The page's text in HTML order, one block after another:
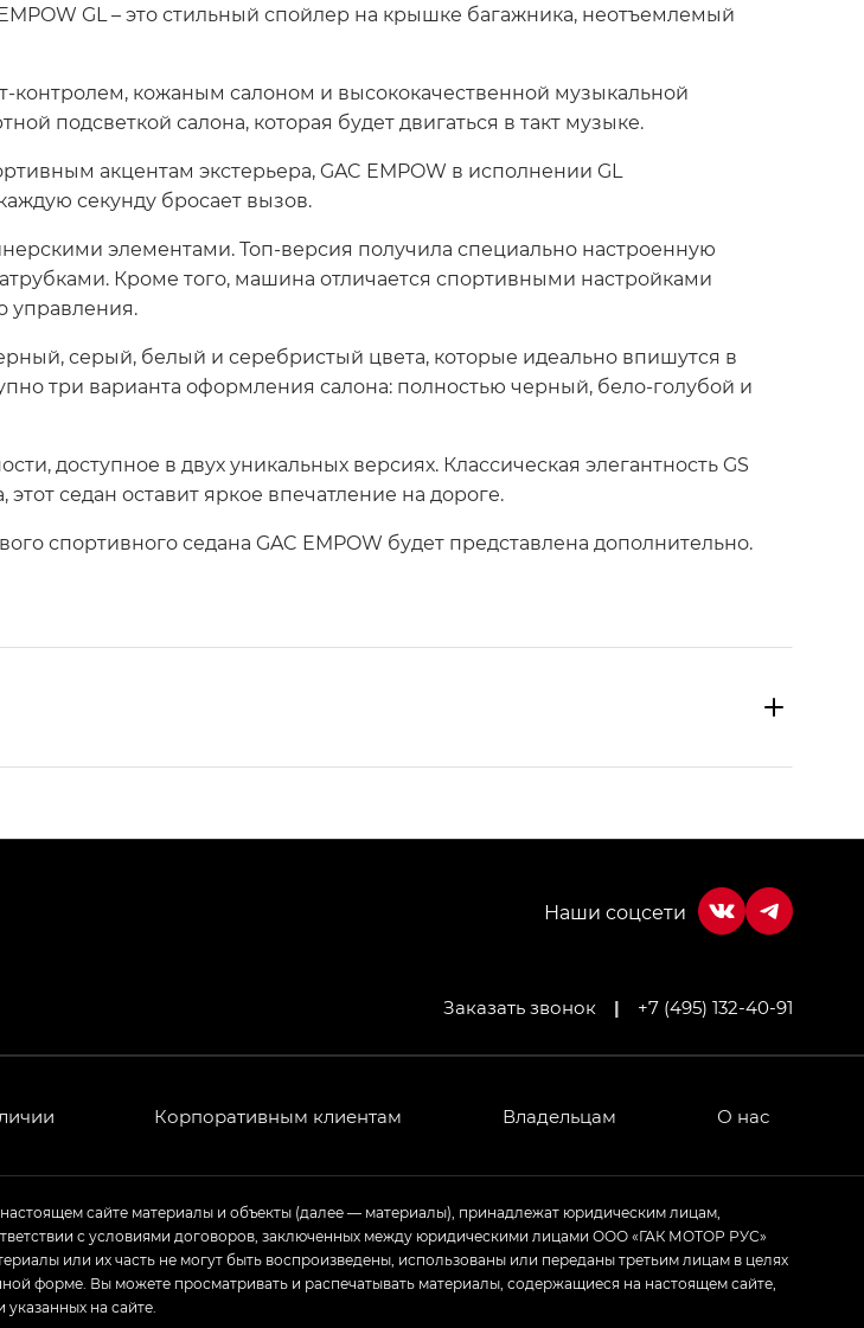
GL – это стильный спойлер на крышке багажника, неотъемлемый
контролем, кожаным салоном и высококачественной музыкальной
подсветкой салона, которая будет двигаться в такт музыке.
акцентам экстерьера, GAC EMPOW в исполнении GL
секунду бросает вызов.
элементами. Топ-версия получила специально настроенную
Кроме того, машина отличается спортивными настройками
управления.
серый, белый и серебристый цвета, которые идеально впишутся в
три варианта оформления салона: полностью черный, бело-голубой и
доступное в двух уникальных версиях. Классическая элегантность GS
седан оставит яркое впечатление на дороге.
спортивного седана GAC EMPOW будет представлена дополнительно.
ПРЕМИУМ — EX PREMIUM
TRAVELLER, Джи Икс ПРЕМИУМ — GX PREMIUM, Джи Эти — GT, Джи Эль —
— GB 2WD, Джи Би Полный привод — GB AWD, Джи Эль Полный привод —
с элементы экстерьера в спортивном стиле — GL (S-Style)
Заказать звонок | +7 (495) 132-40-91
Корпоративным клиентам Владельцам О нас
сайте материалы и объекты (далее — материалы), принадлежат юридическим лицам,
с условиями договоров, заключенных между юридическими лицами ООО «ГАК МОТОР РУС»
или их часть не могут быть воспроизведены, использованы или переданы третьим лицам в целях
форме. Вы можете просматривать и распечатывать материалы, содержащиеся на настоящем сайте,
на сайте.